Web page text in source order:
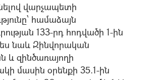
վարչապետի
համաձայն
133-րդ հոդվածի 1-ին
նաև Զինվորական
և զինծառայողի
մասին օրենքի 35.1-ին